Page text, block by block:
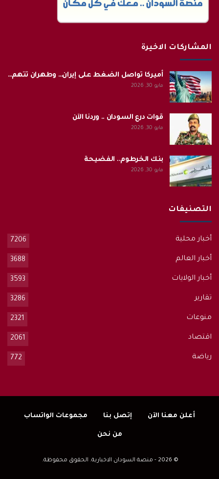
المشاركات الاخيرة
أميركا تواصل الضغط على إيران… وطهران تتهم…
مايو 30, 2026
قوات درع السودان .. وردنا الآن
مايو 30, 2026
بنك الخرطوم.. الفضيحة
مايو 30, 2026
التصنيفات
أخبار محلية 7206
أخبار العالم 3688
أخبار الولايات 3593
تقارير 3286
منوعات 2321
اقتصاد 2061
رياضة 772
أعلن معنا الآن إتصل بنا مجموعات الواتساب
من نحن
© 2026 - منصة السودان الاخبارية. الحقوق محفوظة.